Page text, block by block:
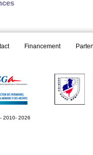
Financement
2010- 2026